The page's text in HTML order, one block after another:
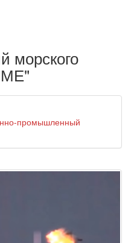
морского
промышленный